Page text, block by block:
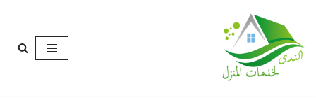
تخطى
إلى
المحتوى